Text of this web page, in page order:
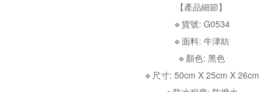
【產品細節】
🔹貨號: G0534
🔹面料: 牛津紡
🔹顏色: 黑色
🔹尺寸: 50cm X 25cm X 26cm